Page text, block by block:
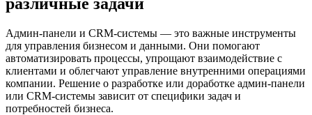
Админ-панели и CRM-системы — это важные инструменты
для управления бизнесом и данными. Они помогают
автоматизировать процессы, упрощают взаимодействие с
клиентами и облегчают управление внутренними операциями
компании. Решение о разработке или доработке админ-панели
или CRM-системы зависит от специфики задач и
потребностей бизнеса.